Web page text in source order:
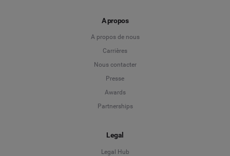
A propos
A propos de nous
Carrières
Nous contacter
Presse
Awards
Partnerships
Legal
Legal Hub